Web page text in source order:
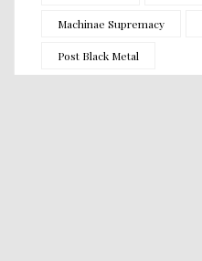
Machinae Supremacy
Post Black Metal